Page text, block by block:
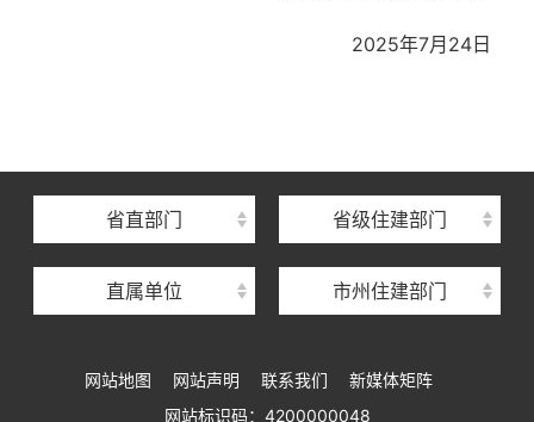
2025年7月24日
省直部门 省级住建部门
直属单位
湖北省住房保障中心
湖北省建设工程质量安全监督总站
湖北省建设工程标准定额管理总站
湖北省住建厅执业资格注册中心
市州住建部门
网站地图 网站声明 联系我们
新媒体矩阵
网站标识码：4200000048